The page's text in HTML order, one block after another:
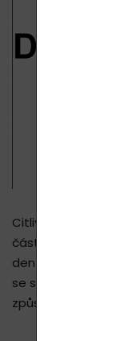
Citlivost zubů se
část zubu zvaná
dentin chráněn
se stupeň ochrany
způsobit bolesti